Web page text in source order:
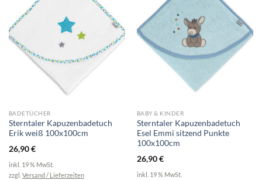
BADETÜCHER
Sterntaler Kapuzenbadetuch
Erik weiß 100x100cm
26,90€
inkl. 19 % MwSt.
zzgl. Versand / Lieferzeiten
BABY & KINDER
Sterntaler Kapuzenbadetuch
Esel Emmi sitzend Punkte
100x100cm
26,90€
inkl. 19 % MwSt.